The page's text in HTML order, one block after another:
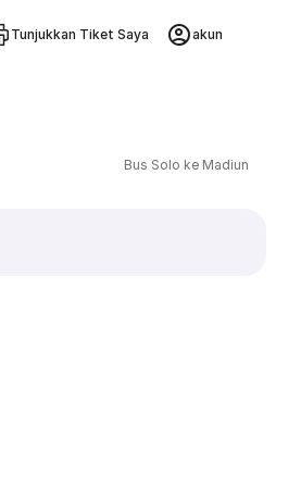
Tunjukkan Tiket Saya akun
Bus Solo ke Madiun